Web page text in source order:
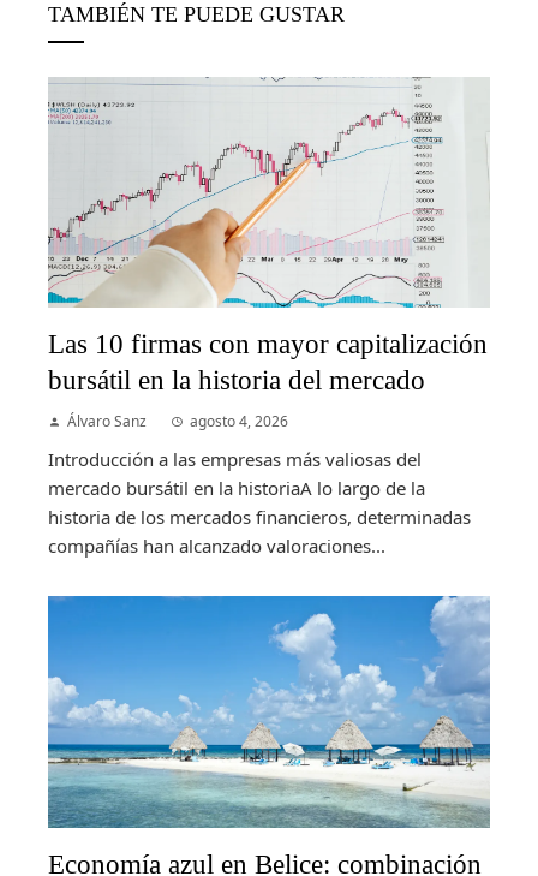
TAMBIÉN TE PUEDE GUSTAR
Las 10 firmas con mayor capitalización
bursátil en la historia del mercado
Álvaro Sanz agosto 4, 2026
Introducción a las empresas más valiosas del
mercado bursátil en la historiaA lo largo de la
historia de los mercados financieros, determinadas
compañías han alcanzado valoraciones...
Economía azul en Belice: combinación